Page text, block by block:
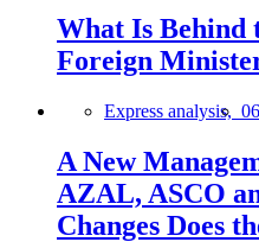
What Is Behind
Foreign
Express analysis,
A New
AZAL, ASCO
Changes Does